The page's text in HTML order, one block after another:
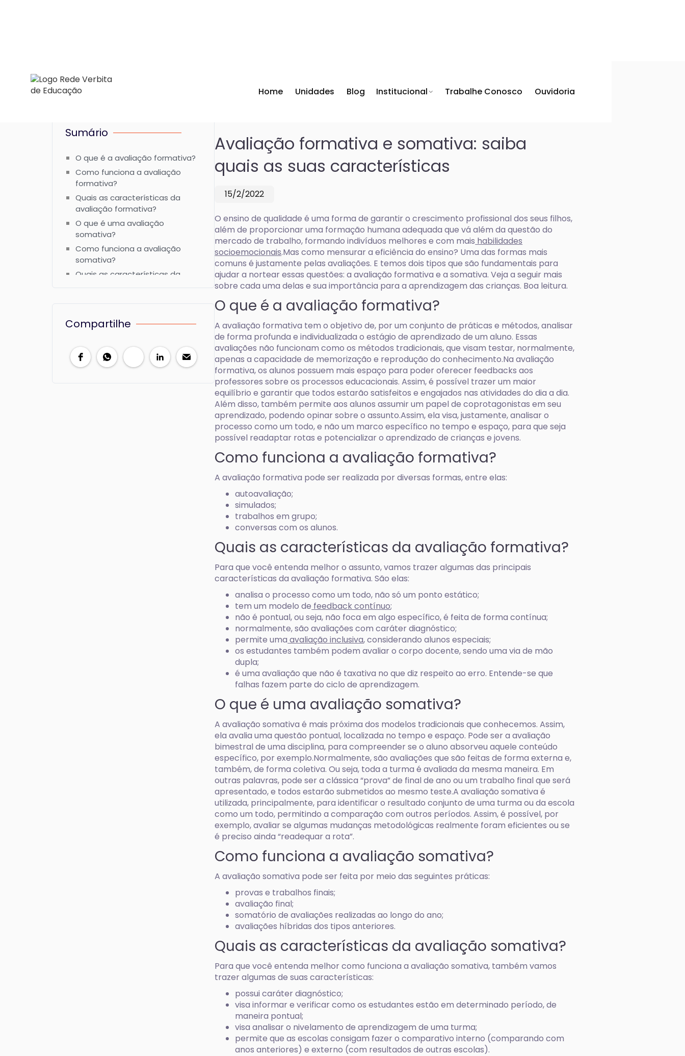
Home Unidades Blog Institucional Trabalhe Conosco Ouvidoria
Sumário
O que é a avaliação formativa?
Como funciona a avaliação
formativa?
Quais as características da
avaliação formativa?
O que é uma avaliação
somativa?
Como funciona a avaliação
somativa?
Quais as características da
Quando utilizar cada uma delas?
Compartilhe
Avaliação formativa e somativa: saiba
quais as suas características
15/2/2022
O ensino de qualidade é uma forma de garantir o crescimento profissional dos seus filhos,
além de proporcionar uma formação humana adequada que vá além da questão do
mercado de trabalho, formando indivíduos melhores e com mais habilidades
socioemocionais.Mas como mensurar a eficiência do ensino? Uma das formas mais
comuns é justamente pelas avaliações. E temos dois tipos que são fundamentais para
ajudar a nortear essas questões: a avaliação formativa e a somativa. Veja a seguir mais
sobre cada uma delas e sua importância para a aprendizagem das crianças. Boa leitura.
O que é a avaliação formativa?
A avaliação formativa tem o objetivo de, por um conjunto de práticas e métodos, analisar
de forma profunda e individualizada o estágio de aprendizado de um aluno. Essas
avaliações não funcionam como os métodos tradicionais, que visam testar, normalmente,
apenas a capacidade de memorização e reprodução do conhecimento.Na avaliação
formativa, os alunos possuem mais espaço para poder oferecer feedbacks aos
professores sobre os processos educacionais. Assim, é possível trazer um maior
equilíbrio e garantir que todos estarão satisfeitos e engajados nas atividades do dia a dia.
Além disso, também permite aos alunos assumir um papel de coprotagonistas em seu
aprendizado, podendo opinar sobre o assunto.Assim, ela visa, justamente, analisar o
processo como um todo, e não um marco específico no tempo e espaço, para que seja
possível readaptar rotas e potencializar o aprendizado de crianças e jovens.
Como funciona a avaliação formativa?
A avaliação formativa pode ser realizada por diversas formas, entre elas:
autoavaliação;
simulados;
trabalhos em grupo;
conversas com os alunos.
Quais as características da avaliação formativa?
Para que você entenda melhor o assunto, vamos trazer algumas das principais
características da avaliação formativa. São elas:
analisa o processo como um todo, não só um ponto estático;
tem um modelo de feedback contínuo;
não é pontual, ou seja, não foca em algo específico, é feita de forma contínua;
normalmente, são avaliações com caráter diagnóstico;
permite uma avaliação inclusiva, considerando alunos especiais;
os estudantes também podem avaliar o corpo docente, sendo uma via de mão
dupla;
é uma avaliação que não é taxativa no que diz respeito ao erro. Entende-se que
falhas fazem parte do ciclo de aprendizagem.
O que é uma avaliação somativa?
A avaliação somativa é mais próxima dos modelos tradicionais que conhecemos. Assim,
ela avalia uma questão pontual, localizada no tempo e espaço. Pode ser a avaliação
bimestral de uma disciplina, para compreender se o aluno absorveu aquele conteúdo
específico, por exemplo.Normalmente, são avaliações que são feitas de forma externa e,
também, de forma coletiva. Ou seja, toda a turma é avaliada da mesma maneira. Em
outras palavras, pode ser a clássica “prova” de final de ano ou um trabalho final que será
apresentado, e todos estarão submetidos ao mesmo teste.A avaliação somativa é
utilizada, principalmente, para identificar o resultado conjunto de uma turma ou da escola
como um todo, permitindo a comparação com outros períodos. Assim, é possível, por
exemplo, avaliar se algumas mudanças metodológicas realmente foram eficientes ou se
é preciso ainda “readequar a rota”.
Como funciona a avaliação somativa?
A avaliação somativa pode ser feita por meio das seguintes práticas:
provas e trabalhos finais;
avaliação final;
somatório de avaliações realizadas ao longo do ano;
avaliações híbridas dos tipos anteriores.
Quais as características da avaliação somativa?
Para que você entenda melhor como funciona a avaliação somativa, também vamos
trazer algumas de suas características:
possui caráter diagnóstico;
visa informar e verificar como os estudantes estão em determinado período, de
maneira pontual;
visa analisar o nivelamento de aprendizagem de uma turma;
permite que as escolas consigam fazer o comparativo interno (comparando com
anos anteriores) e externo (com resultados de outras escolas).